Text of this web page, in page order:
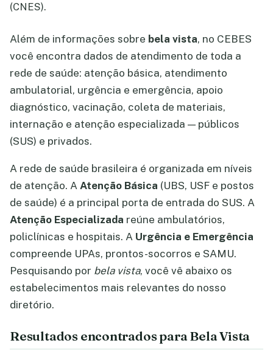
(CNES).
Além de informações sobre bela vista, no CEBES
você encontra dados de atendimento de toda a
rede de saúde: atenção básica, atendimento
ambulatorial, urgência e emergência, apoio
diagnóstico, vacinação, coleta de materiais,
internação e atenção especializada — públicos
(SUS) e privados.
A rede de saúde brasileira é organizada em níveis
de atenção. A Atenção Básica (UBS, USF e postos
de saúde) é a principal porta de entrada do SUS. A
Atenção Especializada reúne ambulatórios,
policlínicas e hospitais. A Urgência e Emergência
compreende UPAs, prontos-socorros e SAMU.
Pesquisando por bela vista, você vê abaixo os
estabelecimentos mais relevantes do nosso
diretório.
Resultados encontrados para Bela Vista